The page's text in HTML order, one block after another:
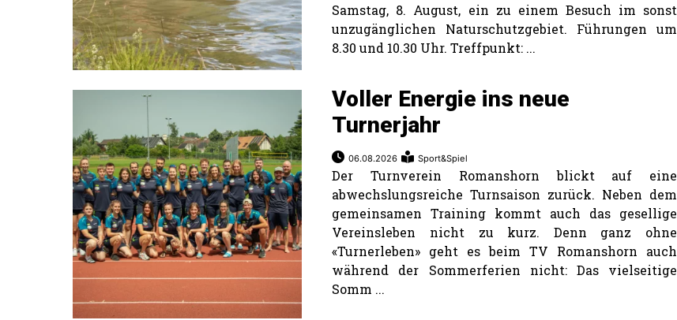
Samstag, 8. August, ein zu einem Besuch im sonst
unzugänglichen Naturschutzgebiet. Führungen um
8.30 und 10.30 Uhr. Treffpunkt: ...
Voller Energie ins neue
Turnerjahr
06.08.2026 Sport&Spiel
Der Turnverein Romanshorn blickt auf eine
abwechslungsreiche Turnsaison zurück. Neben dem
gemeinsamen Training kommt auch das gesellige
Vereinsleben nicht zu kurz. Denn ganz ohne
«Turnerleben» geht es beim TV Romanshorn auch
während der Sommerferien nicht: Das vielseitige
Somm ...